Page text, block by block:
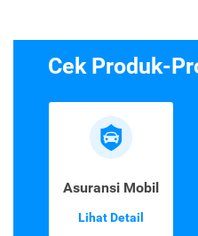
Cek Produk-
Asuransi Mobil
Lihat Detail